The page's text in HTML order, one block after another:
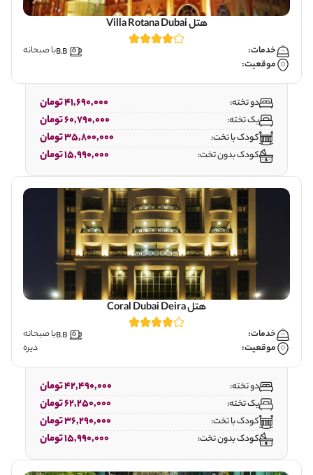
هتل Villa Rotana Dubai
خدمات:
با صبحانه
موقعیت:
دو تخته: 41,690,000 تومان
یک تخته: 60,790,000 تومان
کودک با تخت: 35,800,000 تومان
کودک بدون تخت: 15,990,000 تومان
هتل Coral Dubai Deira
خدمات:
با صبحانه
موقعیت:
دیره
دو تخته: 42,490,000 تومان
یک تخته: 62,250,000 تومان
کودک با تخت: 36,290,000 تومان
کودک بدون تخت: 15,990,000 تومان